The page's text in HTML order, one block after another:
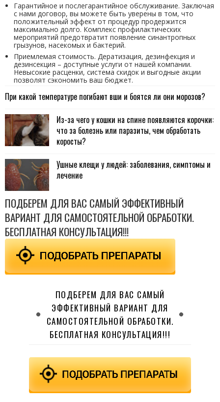
Гарантийное и послегарантийное обслуживание. Заключая
с нами договор, вы можете быть уверены в том, что
положительный эффект от процедур продержится
максимально долго. Комплекс профилактических
мероприятий предотвратит появление синантропных
грызунов, насекомых и бактерий.
Приемлемая стоимость. Дератизация, дезинфекция и
дезинсекция – доступные услуги от нашей компании.
Невысокие расценки, система скидок и выгодные акции
позволят сэкономить ваш бюджет.
При какой температуре погибают вши и боятся ли они морозов?
Из-за чего у кошки на спине появляются корочки:
что за болезнь или паразиты, чем обработать
коросты?
Ушные клещи у людей: заболевания, симптомы и
лечение
ПОДБЕРЕМ ДЛЯ ВАС САМЫЙ ЭФФЕКТИВНЫЙ
ВАРИАНТ ДЛЯ САМОСТОЯТЕЛЬНОЙ ОБРАБОТКИ.
БЕСПЛАТНАЯ КОНСУЛЬТАЦИЯ!!!
ПОДБЕРЕМ ДЛЯ ВАС САМЫЙ
ЭФФЕКТИВНЫЙ ВАРИАНТ ДЛЯ
САМОСТОЯТЕЛЬНОЙ ОБРАБОТКИ.
БЕСПЛАТНАЯ КОНСУЛЬТАЦИЯ!!!